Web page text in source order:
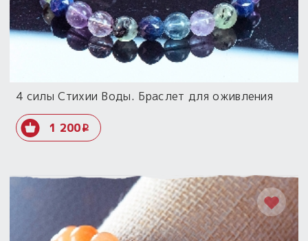
4 силы Стихии Воды. Браслет для оживления
1 200i